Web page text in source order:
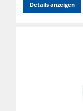
Details anzeigen